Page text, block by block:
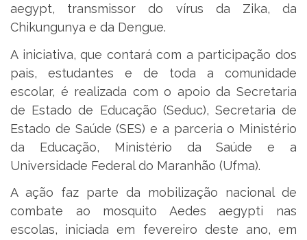
aegypt, transmissor do vírus da Zika, da
Chikungunya e da Dengue.
A iniciativa, que contará com a participação dos
pais, estudantes e de toda a comunidade
escolar, é realizada com o apoio da Secretaria
de Estado de Educação (Seduc), Secretaria de
Estado de Saúde (SES) e a parceria o Ministério
da Educação, Ministério da Saúde e a
Universidade Federal do Maranhão (Ufma).
A ação faz parte da mobilização nacional de
combate ao mosquito Aedes aegypti nas
escolas, iniciada em fevereiro deste ano, em